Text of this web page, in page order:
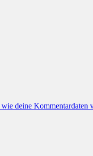
deine Kommentardaten